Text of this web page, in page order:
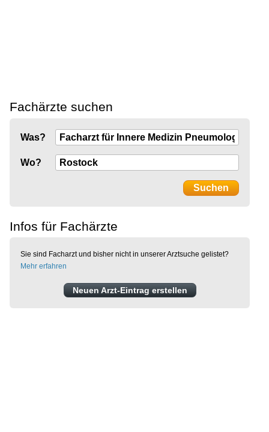
Fachärzte suchen
Was?
Wo?
Infos für Fachärzte
Sie sind Facharzt und bisher nicht in unserer Arztsuche gelistet?
Mehr erfahren
Neuen Arzt-Eintrag erstellen